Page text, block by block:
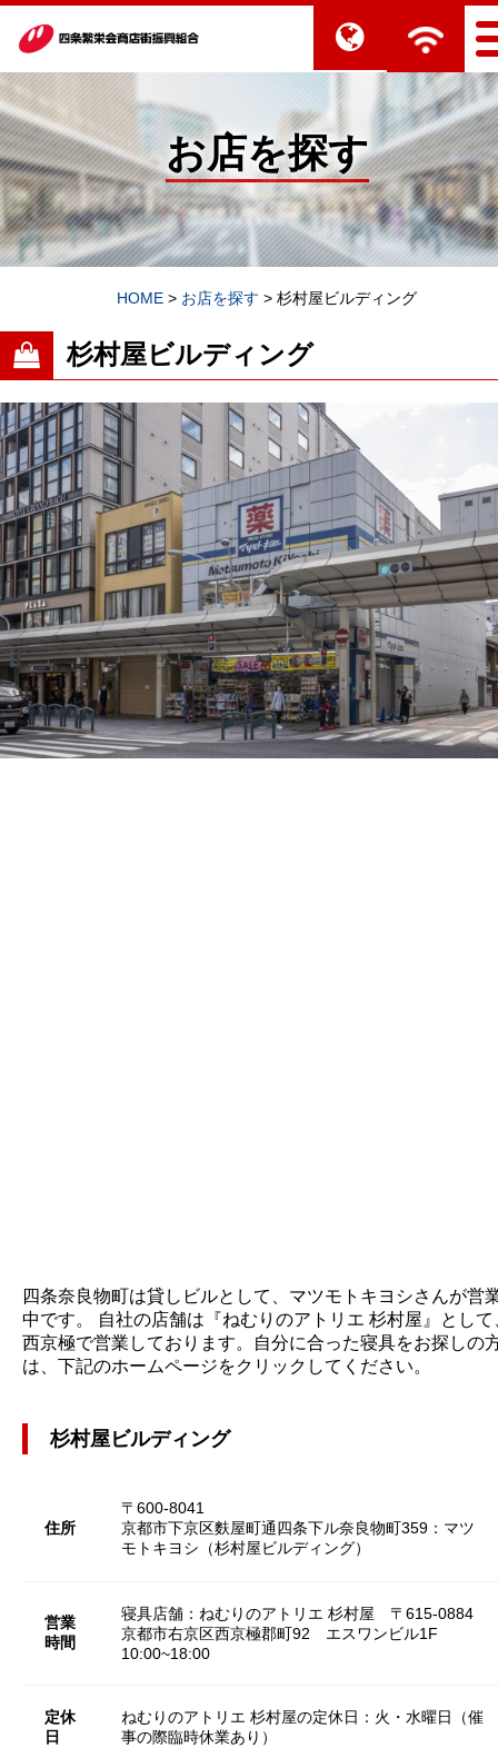
お店を探す
HOME > お店を探す > 杉村屋ビルディング
杉村屋ビルディング
四条奈良物町は貸しビルとして、マツモトキヨシさんが営
中です。 自社の店舗は『ねむりのアトリエ 杉村屋』として
西京極で営業しております。自分に合った寝具をお探しの
は、下記のホームページをクリックしてください。
杉村屋ビルディング
住所
〒600-8041
京都市下京区麩屋町通四条下ル奈良物町359：マツ
モトキヨシ（杉村屋ビルディング）
営業
時間
寝具店舗：ねむりのアトリエ 杉村屋 〒615-0884
京都市右京区西京極郡町92 エスワンビル1F
10:00~18:00
定休
日
ねむりのアトリエ 杉村屋の定休日：火・水曜日（催
事の際臨時休業あり）